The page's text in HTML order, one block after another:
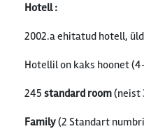
Hotell :
2002.a ehitatud hotell,
Hotellil on kaks hoonet
245 standard room(neist
Family(2 Standart